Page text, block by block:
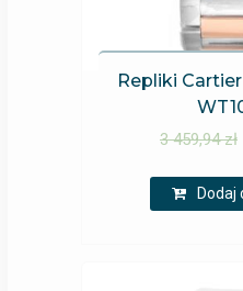
Repliki
3 459,94zł
Dodaj